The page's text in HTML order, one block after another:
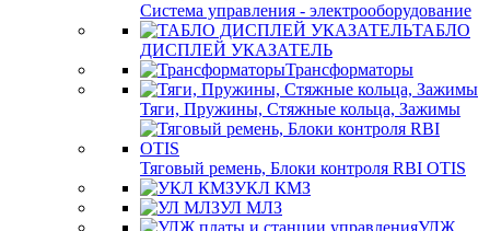
Система управления - электрооборудование
ТАБЛО
ДИСПЛЕЙ УКАЗАТЕЛЬ
Трансформаторы
Тяги, Пружины, Стяжные кольца, Зажимы
Тяговый ремень, Блоки контроля RBI OTIS
УКЛ КМЗ
УЛ МЛЗ
УЛЖ